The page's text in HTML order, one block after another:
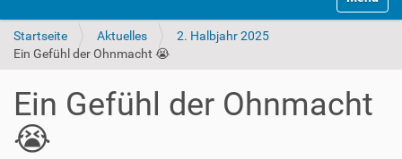
Startseite Aktuelles
2. Halbjahr 2025
Ein Gefühl der Ohnmacht 😭
Ein Gefühl der Ohnmacht
😭